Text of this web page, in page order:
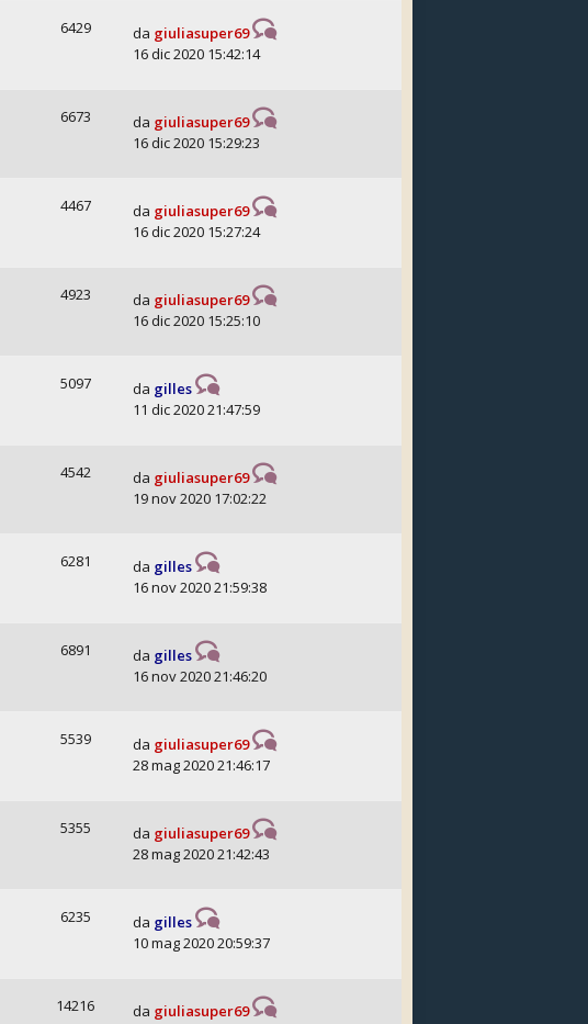
6429 da giuliasuper69
16 dic 2020 15:42:14
6673 da giuliasuper69
16 dic 2020 15:29:23
4467 da giuliasuper69
16 dic 2020 15:27:24
4923 da giuliasuper69
16 dic 2020 15:25:10
5097 da gilles
11 dic 2020 21:47:59
4542 da giuliasuper69
19 nov 2020 17:02:22
6281 da gilles
16 nov 2020 21:59:38
6891 da gilles
16 nov 2020 21:46:20
5539 da giuliasuper69
28 mag 2020 21:46:17
5355 da giuliasuper69
28 mag 2020 21:42:43
6235 da gilles
10 mag 2020 20:59:37
14216 da giuliasuper69